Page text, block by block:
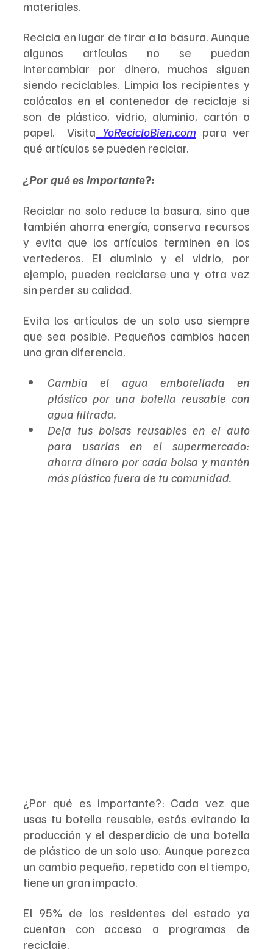
materiales.
Recicla en lugar de tirar a la basura. Aunque
algunos artículos no se puedan
intercambiar por dinero, muchos siguen
siendo reciclables. Limpia los recipientes y
colócalos en el contenedor de reciclaje si
son de plástico, vidrio, aluminio, cartón o
papel.  Visita YoRecicloBien.com para ver
qué artículos se pueden reciclar.
¿Por qué es importante?:
Reciclar no solo reduce la basura, sino que
también ahorra energía, conserva recursos
y evita que los artículos terminen en los
vertederos. El aluminio y el vidrio, por
ejemplo, pueden reciclarse una y otra vez
sin perder su calidad.
Evita los artículos de un solo uso siempre
que sea posible. Pequeños cambios hacen
una gran diferencia.
Cambia el agua embotellada en
plástico por una botella reusable con
agua filtrada.
Deja tus bolsas reusables en el auto
para usarlas en el supermercado:
ahorra dinero por cada bolsa y mantén
más plástico fuera de tu comunidad.
¿Por qué es importante?: Cada vez que
usas tu botella reusable, estás evitando la
producción y el desperdicio de una botella
de plástico de un solo uso. Aunque parezca
un cambio pequeño, repetido con el tiempo,
tiene un gran impacto.
El 95% de los residentes del estado ya
cuentan con acceso a programas de
reciclaje.